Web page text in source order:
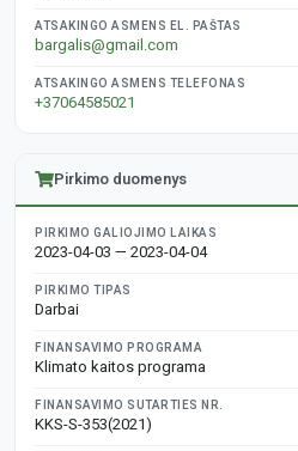
ATSAKINGO ASMENS EL. PAŠTAS
bargalis@gmail.com
ATSAKINGO ASMENS TELEFONAS
+37064585021
Pirkimo duomenys
PIRKIMO GALIOJIMO LAIKAS
2023-04-03 — 2023-04-04
PIRKIMO TIPAS
Darbai
FINANSAVIMO PROGRAMA
Klimato kaitos programa
FINANSAVIMO SUTARTIES NR.
KKS-S-353(2021)